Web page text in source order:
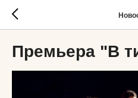
Премьера "В